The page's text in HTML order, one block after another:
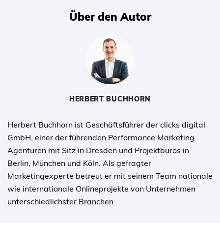
Über den Autor
HERBERT BUCHHORN
Herbert Buchhorn ist Geschäftsführer der clicks digital
GmbH, einer der führenden Performance Marketing
Agenturen mit Sitz in Dresden und Projektbüros in
Berlin, München und Köln. Als gefragter
Marketingexperte betreut er mit seinem Team nationale
wie internationale Onlineprojekte von Unternehmen
unterschiedlichster Branchen.